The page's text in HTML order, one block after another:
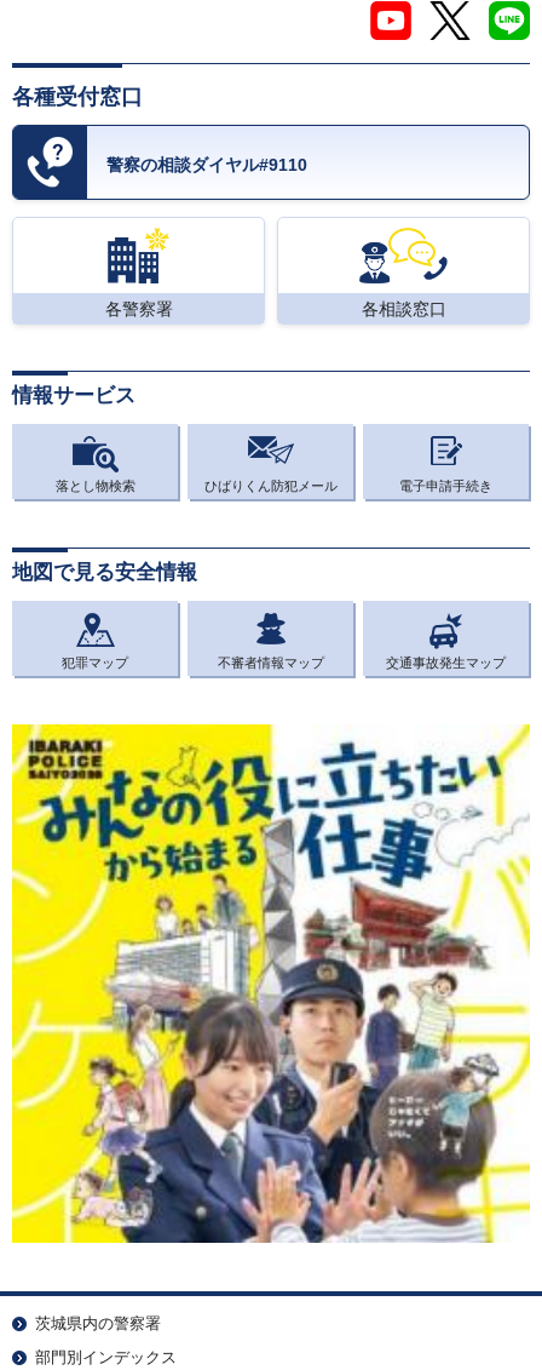
各種受付窓口
警察の相談ダイヤル#9110
各警察署 各相談窓口
情報サービス
落とし物検索 ひばりくん防犯メール 電子申請手続き
地図で見る安全情報
犯罪マップ 不審者情報マップ 交通事故発生マップ
茨城県内の警察署
部門別インデックス